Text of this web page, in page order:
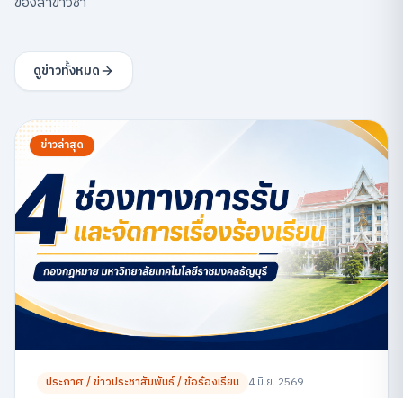
ดูข่าวทั้งหมด
ข่าวล่าสุด
ประกาศ / ข่าวประชาสัมพันธ์ / ข้อร้องเรียน 4 มิ.ย. 2569